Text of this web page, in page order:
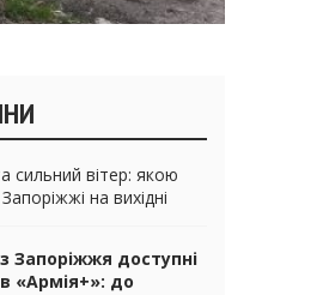
сильний вітер: якою
на вихідні
Запоріжжя доступні
«Армія+»: до